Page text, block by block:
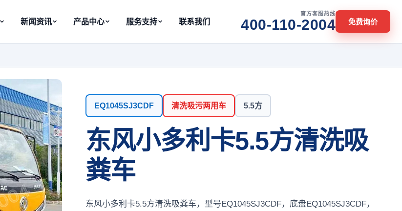
新闻资讯 产品中心 服务支持 联系我们
官方客服热线
400-110-2004 免费询价
EQ1045SJ3CDF 清洗吸污两用车 5.5方
东风小多利卡5.5方清洗吸
粪车
东风小多利卡5.5方清洗吸粪车，型号EQ1045SJ3CDF，底盘EQ1045SJ3CDF，